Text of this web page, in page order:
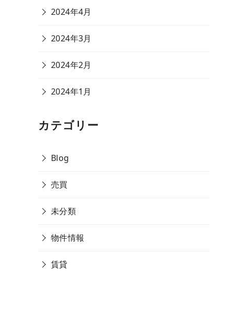
2024年4月
2024年3月
2024年2月
2024年1月
カテゴリー
Blog
売買
未分類
物件情報
賃貸